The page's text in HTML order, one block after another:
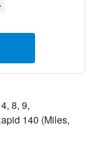
8, 9,
140 (Miles,